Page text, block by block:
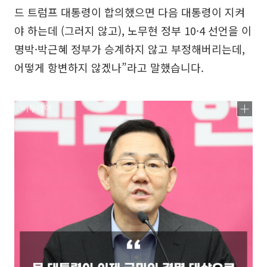
드 트럼프 대통령이 합의했으면 다음 대통령이 지켜
야 하는데 (그러지 않고), 노무현 정부 10·4 선언을 이
명박·박근혜 정부가 승계하지 않고 부정해버리는데,
어떻게 항변하지 않겠나”라고 말했습니다.